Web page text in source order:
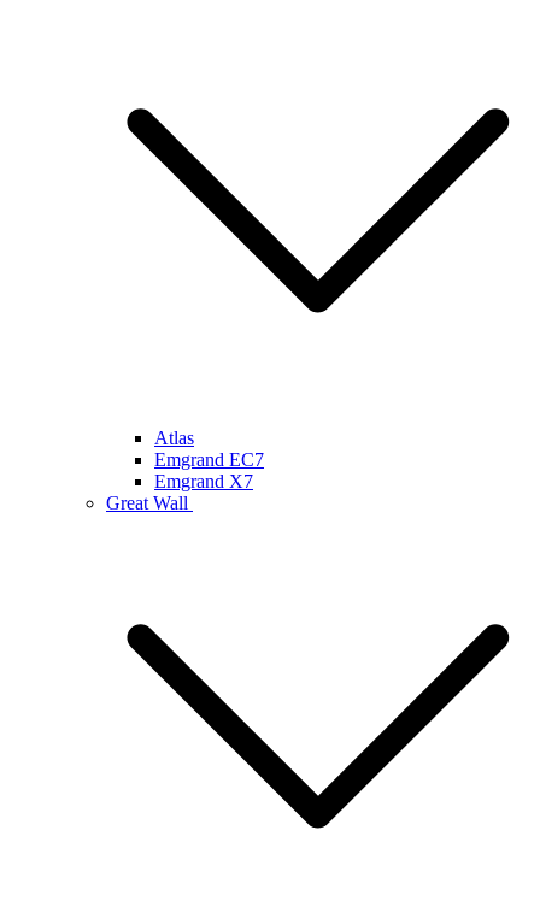
Atlas
Emgrand EC7
Emgrand X7
Great Wall